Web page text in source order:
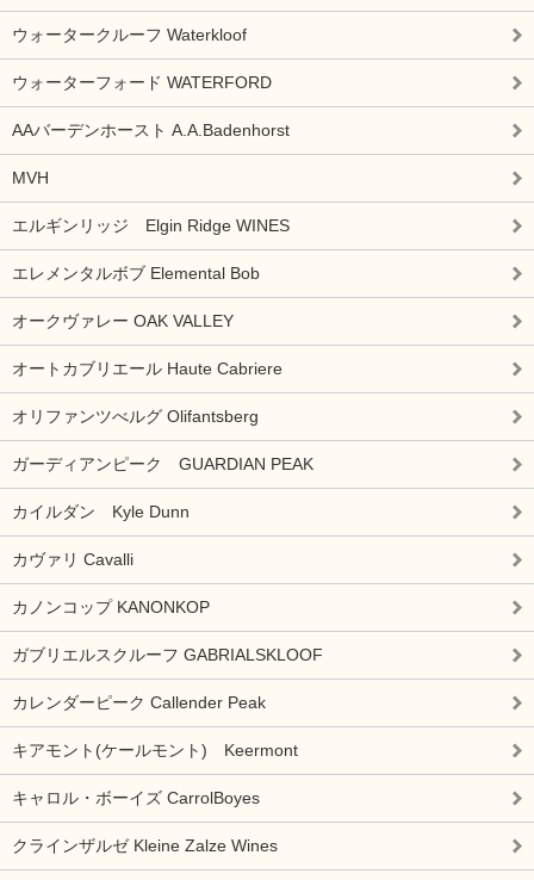
ウォータークルーフ Waterkloof
ウォーターフォード WATERFORD
AAバーデンホースト A.A.Badenhorst
MVH
エルギンリッジ Elgin Ridge WINES
エレメンタルボブ Elemental Bob
オークヴァレー OAK VALLEY
オートカブリエール Haute Cabriere
オリファンツべルグ Olifantsberg
ガーディアンピーク GUARDIAN PEAK
カイルダン Kyle Dunn
カヴァリ Cavalli
カノンコップ KANONKOP
ガブリエルスクルーフ GABRIALSKLOOF
カレンダーピーク Callender Peak
キアモント(ケールモント) Keermont
キャロル・ボーイズ CarrolBoyes
クラインザルゼ Kleine Zalze Wines